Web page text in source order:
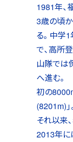
1981年、
3歳の頃
る。中学
で、高所
山隊では
へ進む。
初の
(8201m)」
それ以来
2013年に